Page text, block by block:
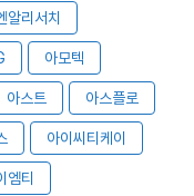
알리서치
아모텍
아스트 아스플로
아이씨티케이
엠티